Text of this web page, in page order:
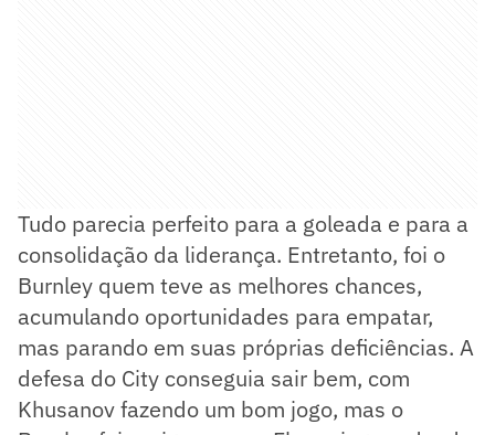
Tudo parecia perfeito para a goleada e para a
consolidação da liderança. Entretanto, foi o
Burnley quem teve as melhores chances,
acumulando oportunidades para empatar,
mas parando em suas próprias deficiências. A
defesa do City conseguia sair bem, com
Khusanov fazendo um bom jogo, mas o